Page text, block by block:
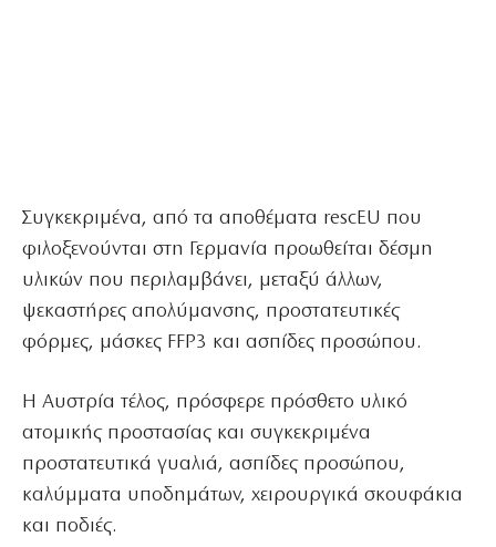
Συγκεκριμένα, από τα αποθέματα rescEU που
φιλοξενούνται στη Γερμανία προωθείται δέσμη
υλικών που περιλαμβάνει, μεταξύ άλλων,
ψεκαστήρες απολύμανσης, προστατευτικές
φόρμες, μάσκες FFP3 και ασπίδες προσώπου.
Η Αυστρία τέλος, πρόσφερε πρόσθετο υλικό
ατομικής προστασίας και συγκεκριμένα
προστατευτικά γυαλιά, ασπίδες προσώπου,
καλύμματα υποδημάτων, χειρουργικά σκουφάκια
και ποδιές.